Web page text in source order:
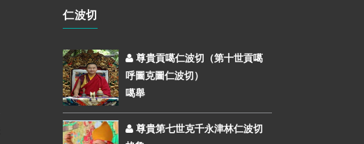
仁波切
尊貴貢噶仁波切（第十世貢噶
呼圖克圖仁波切）
噶舉
尊貴第七世克千永津林仁波切